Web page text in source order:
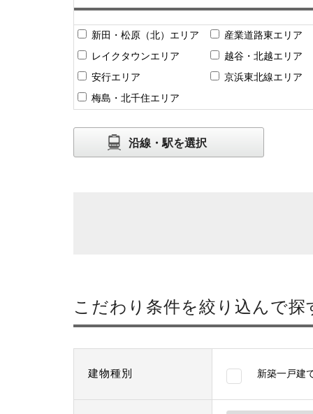
新田・松原（北）エリア
産業道路東エリア
レイクタウンエリア
越谷・北越エリア
安行エリア
京浜東北線エリア
梅島・北千住エリア
沿線・駅を選択
こだわり条件を絞り込んで探
建物種別 新築一戸建